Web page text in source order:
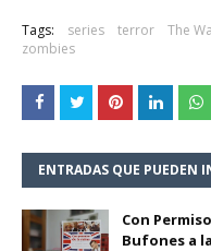
Tags: series terror The
zombies
ENTRADAS QUE PUEDEN
Con
Bufones a